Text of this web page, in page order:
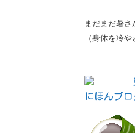
まだまだ暑
（身体を冷
にほんブ